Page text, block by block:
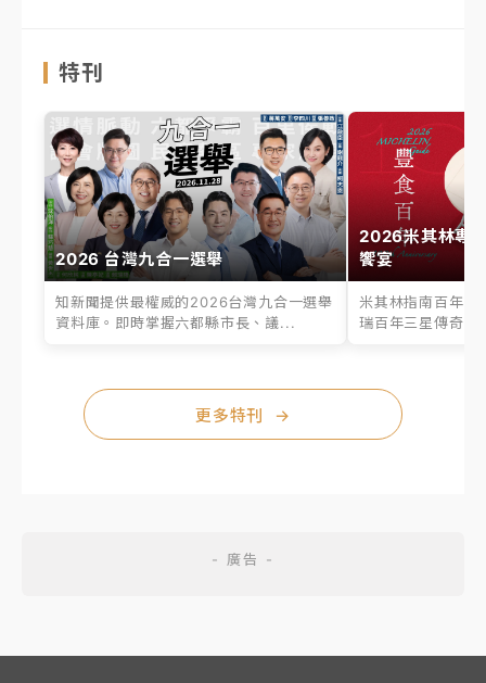
特刊
2026 台灣九合一選舉
知新聞提供最權威的2026台灣九合一選舉
資料庫。即時掌握六都縣市長、議...
2026米其林專
饗宴
米其林指南百年之
瑞百年三星傳奇、
更多特刊 →